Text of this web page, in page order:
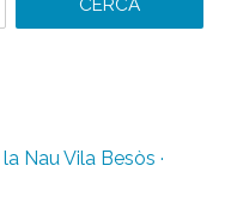
Nau Vila Besòs ·